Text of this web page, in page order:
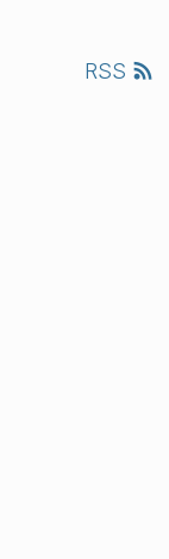
RSS